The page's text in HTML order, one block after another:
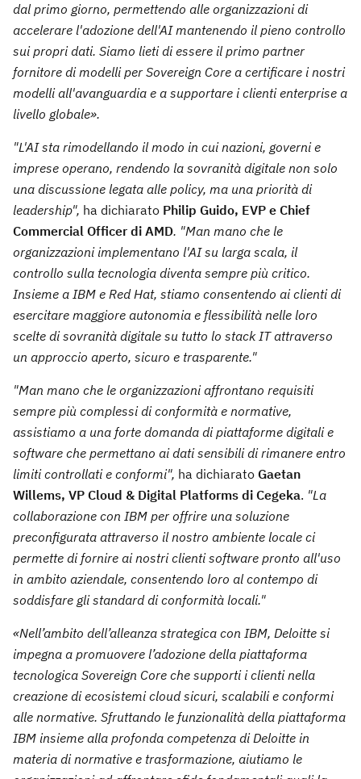
dal primo giorno, permettendo alle organizzazioni di
accelerare l'adozione dell'AI mantenendo il pieno controllo
sui propri dati. Siamo lieti di essere il primo partner
fornitore di modelli per Sovereign Core a certificare i nostri
modelli all'avanguardia e a supportare i clienti enterprise a
livello globale».
"L'AI sta rimodellando il modo in cui nazioni, governi e
imprese operano, rendendo la sovranità digitale non solo
una discussione legata alle policy, ma una priorità di
leadership", ha dichiarato Philip Guido, EVP e Chief
Commercial Officer di AMD. "Man mano che le
organizzazioni implementano l'AI su larga scala, il
controllo sulla tecnologia diventa sempre più critico.
Insieme a IBM e Red Hat, stiamo consentendo ai clienti di
esercitare maggiore autonomia e flessibilità nelle loro
scelte di sovranità digitale su tutto lo stack IT attraverso
un approccio aperto, sicuro e trasparente."
"Man mano che le organizzazioni affrontano requisiti
sempre più complessi di conformità e normative,
assistiamo a una forte domanda di piattaforme digitali e
software che permettano ai dati sensibili di rimanere entro
limiti controllati e conformi", ha dichiarato Gaetan
Willems, VP Cloud & Digital Platforms di Cegeka. "La
collaborazione con IBM per offrire una soluzione
preconfigurata attraverso il nostro ambiente locale ci
permette di fornire ai nostri clienti software pronto all'uso
in ambito aziendale, consentendo loro al contempo di
soddisfare gli standard di conformità locali."
«Nell’ambito dell’alleanza strategica con IBM, Deloitte si
impegna a promuovere l’adozione della piattaforma
tecnologica Sovereign Core che supporti i clienti nella
creazione di ecosistemi cloud sicuri, scalabili e conformi
alle normative. Sfruttando le funzionalità della piattaforma
IBM insieme alla profonda competenza di Deloitte in
materia di normative e trasformazione, aiutiamo le